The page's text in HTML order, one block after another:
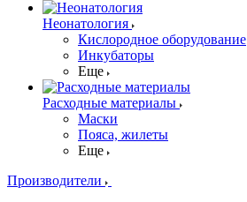
Неонатология
Кислородное оборудование
Инкубаторы
Еще
Расходные материалы
Маски
Пояса, жилеты
Еще
Производители